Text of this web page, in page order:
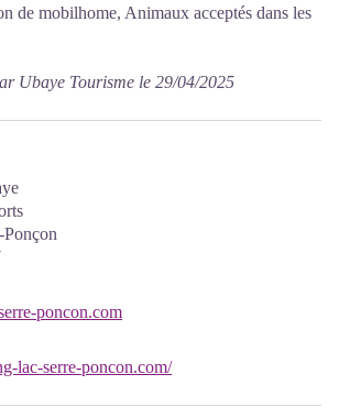
de mobilhome, Animaux acceptés dans les
Ubaye Tourisme le 29/04/2025
poncon.com
lac-serre-poncon.com/